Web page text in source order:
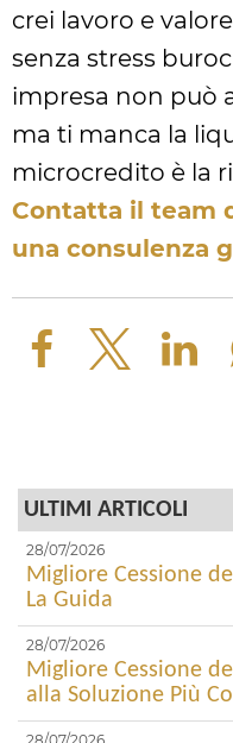
crei lavoro e
senza stress
impresa non può
ma ti manca la
microcredito è la
Contatta il team
una consulenza
ULTIMI ARTICOLI
28/07/2026
Migliore Cessione
La Guida
28/07/2026
Migliore Cessione
alla Soluzione Più